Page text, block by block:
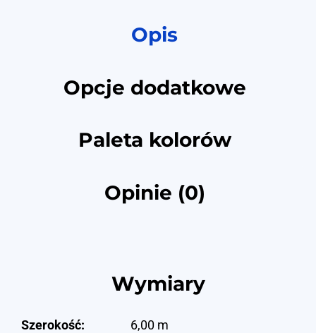
Opis
Opcje dodatkowe
Paleta kolorów
Opinie (0)
Wymiary
Szerokość: 6,00 m